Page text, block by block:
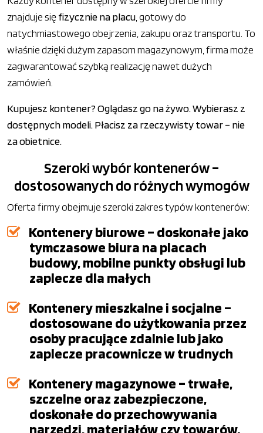
znajduje sięfizycznie na placu , gotowy do
natychmiastowego obejrzenia, zakupu oraz transportu. To
właśnie dzięki dużym zapasom magazynowym, firma może
zagwarantować szybką realizację nawet dużych
zamówień.
Kupujesz kontener? Oglądasz go na żywo. Wybierasz z
dostępnych modeli. Płacisz za rzeczywisty towar – nie
za obietnice.
Szeroki wybór kontenerów –
dostosowanych do różnych wymogów
Oferta firmy obejmuje szeroki zakres typów kontenerów:
Kontenery biurowe – doskonałe jako
tymczasowe biura na placach
budowy, mobilne punkty obsługi lub
zaplecze dla małych
Kontenery mieszkalne i socjalne –
dostosowane do użytkowania przez
osoby pracujące zdalnie lub jako
zaplecze pracownicze w trudnych
Kontenery magazynowe – trwałe,
szczelne oraz zabezpieczone,
doskonałe do przechowywania
narzędzi, materiałów czy towarów.